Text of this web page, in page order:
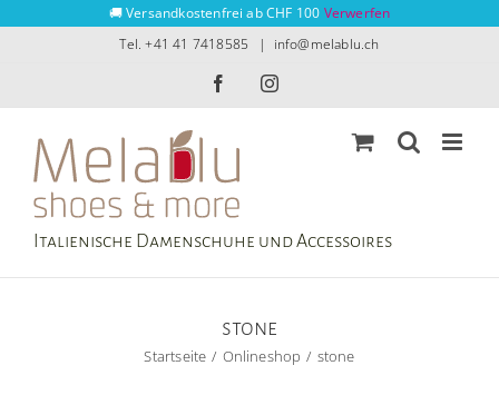
🚚 Versandkostenfrei ab CHF 100 Verwerfen
Tel. +41 41 7418585 | info@melablu.ch
FacebookInstagram
Italienische Damenschuhe und Accessoires
stone
Startseite Onlineshop stone